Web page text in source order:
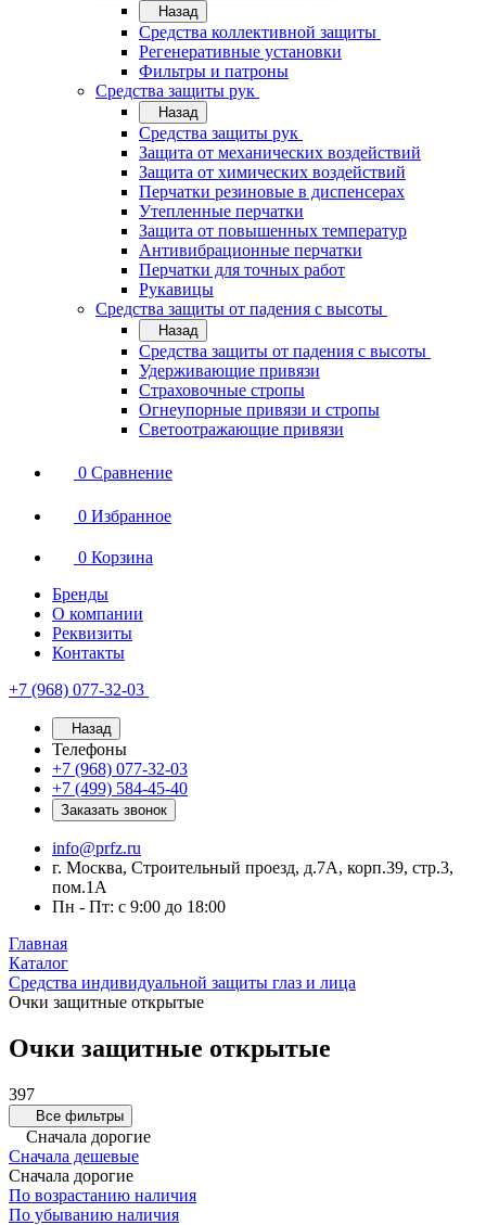
Назад
Средства коллективной защиты
Регенеративные установки
Фильтры и патроны
Средства защиты рук
Назад
Средства защиты рук
Защита от механических воздействий
Защита от химических воздействий
Перчатки резиновые в диспенсерах
Утепленные перчатки
Защита от повышенных температур
Антивибрационные перчатки
Перчатки для точных работ
Рукавицы
Средства защиты от падения с высоты
Назад
Средства защиты от падения с высоты
Удерживающие привязи
Страховочные стропы
Огнеупорные привязи и стропы
Светоотражающие привязи
0 Сравнение
0 Избранное
0 Корзина
Бренды
О компании
Реквизиты
Контакты
+7 (968) 077-32-03
Назад
Телефоны
+7 (968) 077-32-03
+7 (499) 584-45-40
Заказать звонок
info@prfz.ru
г. Москва, Строительный проезд, д.7А, корп.39, стр.3,
пом.1А
Пн - Пт: с 9:00 до 18:00
Главная
Каталог
Средства индивидуальной защиты глаз и лица
Очки защитные открытые
Очки защитные открытые
397
Все фильтры
Сначала дорогие
Сначала дешевые
Сначала дорогие
По возрастанию наличия
По убыванию наличия